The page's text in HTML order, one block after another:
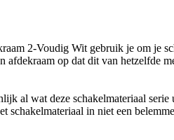
2-Voudig Wit gebruik je om je
afdekraam op dat dit van hetzelfde
al wat deze schakelmateriaal
schakelmateriaal in niet een